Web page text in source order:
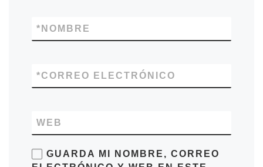
NOMBRE
*
CORREO ELECTRÓNICO
*
WEB
GUARDA MI NOMBRE, CORREO